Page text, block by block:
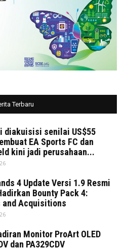
Terbaru
diakuisisi senilai US$55
EA Sports FC dan
kini jadi perusahaan...
4 Update Versi 1.9 Resmi
Bounty Pack 4:
and Acquisitions
Monitor ProArt OLED
dan PA329CDV